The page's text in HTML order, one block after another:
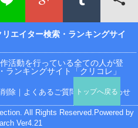
リエイター検索・ランキングサイ
活動を行っている全ての人が登
ンキングサイト「クリコレ」
除 ｜ よくあるご質問 ｜お問い合わせ
All Rights Reserved.Powered by
Ver4.21
トップへ戻る